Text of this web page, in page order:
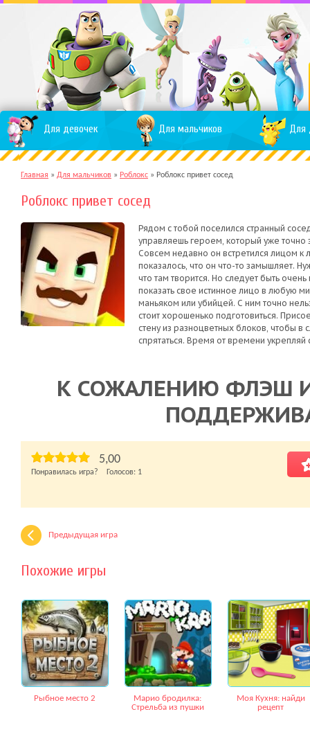
Для девочек Для мальчиков Для
Главная » Для мальчиков » Роблокс » Роблокс привет сосед
Роблокс привет сосед
Рядом с тобой поселился странный
управляешь героем, который уже точно
Совсем недавно он встретился лицом
показалось, что он что-то замышляет.
что там творится. Но следует быть
показать свое истинное лицо в любую
маньяком или убийцей. С ним точно
стоит хорошенько подготовиться.
стену из разноцветных блоков, чтобы в
спрятаться. Время от времени
К СОЖАЛЕНИЮ ФЛЭШ
5,00
Понравилась игра? Голосов: 1
Предыдущая игра
Похожие игры
Рыбное место 2
Марио бродилка:
Стрельба из пушки
Моя Кухня: найди
рецепт